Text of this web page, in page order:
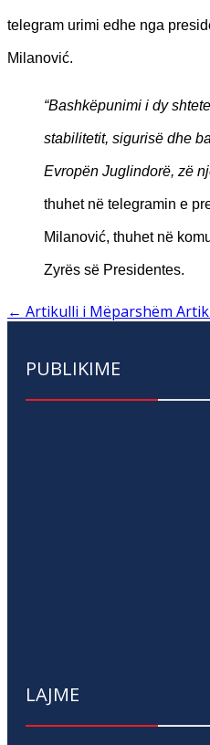
telegram urimi edhe nga
Milanović.
“Bashkëpunimi i dy
stabilitetit, sigurisë dhe
Evropën Juglindorë, zë
thuhet në telegramin e
Milanović, thuhet në
Zyrës së Presidentes.
← Artikulli i Mëparshëm
PUBLIKIME
LAJME